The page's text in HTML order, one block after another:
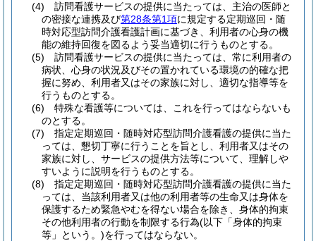
(4)
訪問看護サービスの提供に当たっては、主治の医師と
の密接な連携及び第28条第1項に規定する定期巡回・随
時対応型訪問介護看護計画に基づき、利用者の心身の機
能の維持回復を図るよう妥当適切に行うものとする。
(5)
訪問看護サービスの提供に当たっては、常に利用者の
病状、心身の状況及びその置かれている環境の的確な把
握に努め、利用者又はその家族に対し、適切な指導等を
行うものとする。
(6)
特殊な看護等については、これを行ってはならないも
のとする。
(7)
指定定期巡回・随時対応型訪問介護看護の提供に当た
っては、懇切丁寧に行うことを旨とし、利用者又はその
家族に対し、サービスの提供方法等について、理解しや
すいように説明を行うものとする。
(8)
指定定期巡回・随時対応型訪問介護看護の提供に当た
っては、当該利用者又は他の利用者等の生命又は身体を
保護するため緊急やむを得ない場合を除き、身体的拘束
その他利用者の行動を制限する行為(以下「身体的拘束
等」という。)を行ってはならない。